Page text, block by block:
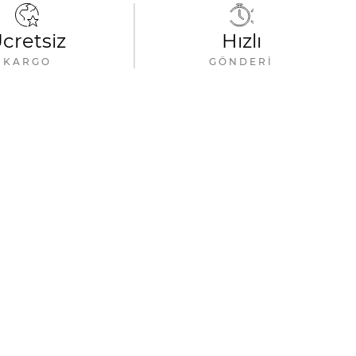
KARGO
Hızlı
GÖNDERI